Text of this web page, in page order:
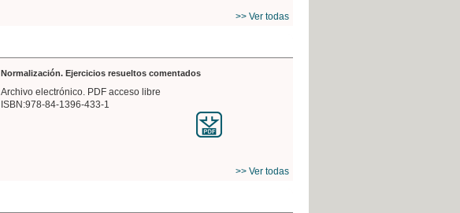
>> Ver todas
Normalización. Ejercicios resueltos comentados
Archivo electrónico. PDF acceso libre
ISBN:978-84-1396-433-1
>> Ver todas